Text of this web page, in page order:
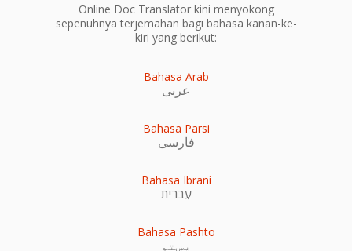
Online Doc Translator kini menyokong
sepenuhnya terjemahan bagi bahasa kanan-ke-
kiri yang berikut:
Bahasa Arab
عربى
Bahasa Parsi
فارسی
Bahasa Ibrani
עִברִית
Bahasa Pashto
پښتو